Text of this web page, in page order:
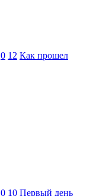
0 12 Как прошел
0 10 Первый день